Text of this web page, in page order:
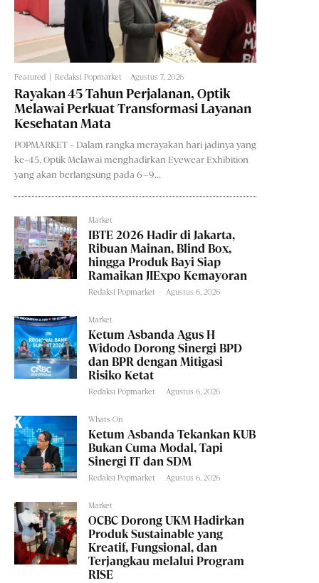
Featured Redaksi Popmarket Agustus 7, 2026
Rayakan 45 Tahun Perjalanan, Optik
Melawai Perkuat Transformasi Layanan
Kesehatan Mata
POPMARKET - Dalam rangka merayakan hari jadinya yang
ke-45, Optik Melawai menghadirkan Eyewear Exhibition
yang akan berlangsung pada 6–9...
Market
IBTE 2026 Hadir di Jakarta,
Ribuan Mainan, Blind Box,
hingga Produk Bayi Siap
Ramaikan JIExpo Kemayoran
Redaksi Popmarket Agustus 6, 2026
Market
Ketum Asbanda Agus H
Widodo Dorong Sinergi BPD
dan BPR dengan Mitigasi
Risiko Ketat
Redaksi Popmarket Agustus 6, 2026
Whats On
Ketum Asbanda Tekankan KUB
Bukan Cuma Modal, Tapi
Sinergi IT dan SDM
Redaksi Popmarket Agustus 6, 2026
Market
OCBC Dorong UKM Hadirkan
Produk Sustainable yang
Kreatif, Fungsional, dan
Terjangkau melalui Program
RISE